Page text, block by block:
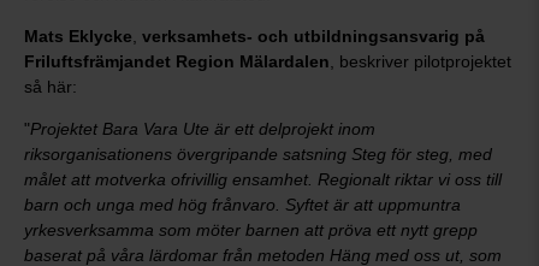
Mats Eklycke verksamhets- och utbildningsansvarig på
Friluftsfrämjandet Region Mälardalen , beskriver pilotprojektet
så här:
"Projektet Bara Vara Ute är ett delprojekt inom
riksorganisationens övergripande satsning Steg för steg, med
målet att motverka ofrivillig ensamhet. Regionalt riktar vi oss till
barn och unga med hög frånvaro. Syftet är att uppmuntra
yrkesverksamma som möter barnen att pröva ett nytt grepp
baserat på våra lärdomar från metoden Häng med oss ut, som